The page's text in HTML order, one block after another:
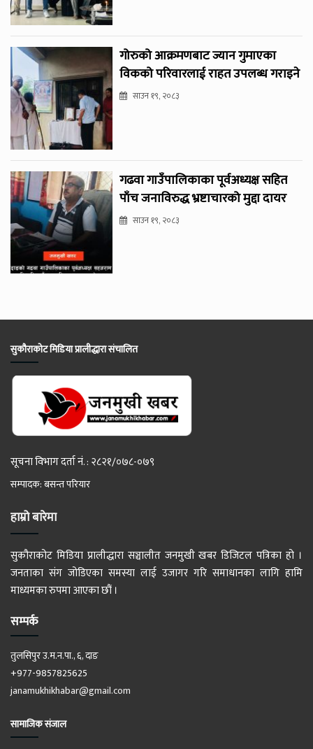
गोरुको आक्रमणबाट ज्यान गुमाएका
विकको परिवारलाई राहत उपलब्ध गराइने
साउन १९, २०८३
गढवा गाउँपालिकाका पूर्वअध्यक्ष सहित
पाँच जनाविरुद्ध भ्रष्टाचारको मुद्दा दायर
साउन १९, २०८३
सुकौराकोट मिडिया प्रालीद्धारा संचालित
सूचना विभाग दर्ता नं. : २८२१/०७८-०७९
सम्पादक: बसन्त परियार
हाम्रो बारेमा
सुकौराकोट मिडिया प्रालीद्धारा सञ्चालीत जनमुखी खबर डिजिटल पत्रिका हो ।
जनताका संग जोडिएका समस्या लाई उजागर गरि समाधानका लागि हामि
माध्यमका रुपमा आएका छौं ।
सम्पर्क
तुलसिपुर उ.म.न.पा., ६, दाङ
+977-9857825625
janamukhikhabar@gmail.com
सामाजिक संजाल